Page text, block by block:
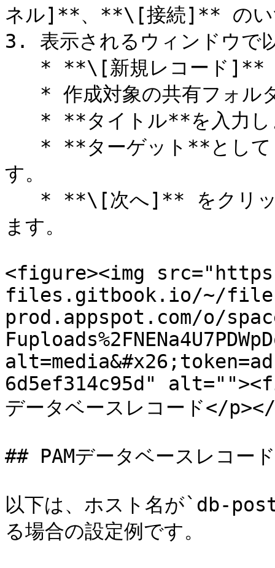
ネル]**、**\[接続]** のい
3. 表示されるウィンドウで
す。
ます。
<figure><img
files.gitbook.io/~/
prod.appspot.com/o/
6d5ef314c95d"
データベースレコード</
## PAMデータベースレコー
以下は、ホスト名が`db-
る場合の設定例です。